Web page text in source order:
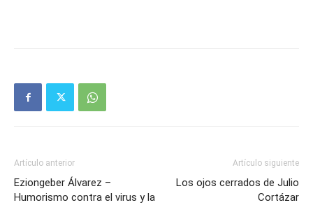
Artículo anterior
Eziongeber Álvarez –
Humorismo contra el virus y la
Artículo siguiente
Los ojos cerrados de Julio
Cortázar